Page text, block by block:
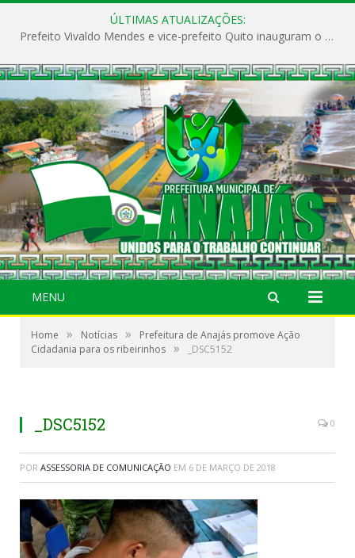
ÚLTIMAS ATUALIZAÇÕES:
Prefeito Vivaldo Mendes e vice-prefeito Quito inauguram o CAPS e fortalecem a saúde pública em Anajás.
MENU
Home » Notícias »
Prefeitura de Anajás promove Ação
Cidadania para os ribeirinhos » _DSC5152
_DSC5152 0
POR ASSESSORIA DE COMUNICAÇÃO EM 6 DE MARÇO DE 2018